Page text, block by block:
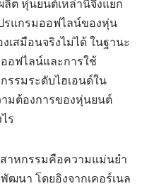
ลิต หุ่นยนต์เหล่านี้จึงแยก
รแกรมออฟไลน์ของหุ่น
สมือนจริงไม่ได้ ในฐานะ
อฟไลน์และการใช้
รรมระดับไฮเอนด์ใน
ามต้องการของหุ่นยนต์
ร
าหกรรมคือความแม่นยำ
ฒนา โดยอิงจากเคอร์เนล